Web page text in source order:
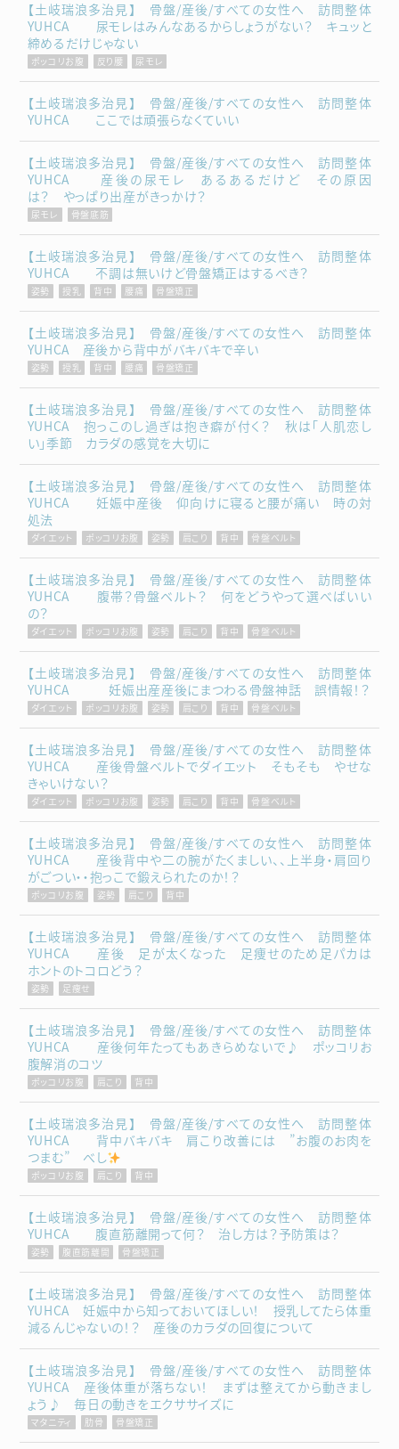
【土岐瑞浪多治見】 骨盤/産後/すべての女性へ 訪問整体
YUHCA 尿モレはみんなあるからしょうがない？ キュッと
締めるだけじゃない
ポッコリお腹 反り腰 尿モレ
【土岐瑞浪多治見】 骨盤/産後/すべての女性へ 訪問整体
YUHCA ここでは頑張らなくていい
【土岐瑞浪多治見】 骨盤/産後/すべての女性へ 訪問整体
YUHCA 産後の尿モレ あるあるだけど その原因
は？ やっぱり出産がきっかけ？
尿モレ 骨盤底筋
【土岐瑞浪多治見】 骨盤/産後/すべての女性へ 訪問整体
YUHCA 不調は無いけど骨盤矯正はするべき？
姿勢 授乳 背中 腰痛 骨盤矯正
【土岐瑞浪多治見】 骨盤/産後/すべての女性へ 訪問整体
YUHCA 産後から背中がバキバキで辛い
姿勢 授乳 背中 腰痛 骨盤矯正
【土岐瑞浪多治見】 骨盤/産後/すべての女性へ 訪問整体
YUHCA 抱っこのし過ぎは抱き癖が付く？ 秋は「人肌恋し
い」季節 カラダの感覚を大切に
【土岐瑞浪多治見】 骨盤/産後/すべての女性へ 訪問整体
YUHCA 妊娠中産後 仰向けに寝ると腰が痛い 時の対
処法
ダイエット ポッコリお腹 姿勢 肩こり 背中 骨盤ベルト
【土岐瑞浪多治見】 骨盤/産後/すべての女性へ 訪問整体
YUHCA 腹帯？骨盤ベルト？ 何をどうやって選べばいい
の？
ダイエット ポッコリお腹 姿勢 肩こり 背中 骨盤ベルト
【土岐瑞浪多治見】 骨盤/産後/すべての女性へ 訪問整体
YUHCA 妊娠出産産後にまつわる骨盤神話 誤情報！？
ダイエット ポッコリお腹 姿勢 肩こり 背中 骨盤ベルト
【土岐瑞浪多治見】 骨盤/産後/すべての女性へ 訪問整体
YUHCA 産後骨盤ベルトでダイエット そもそも やせな
きゃいけない？
ダイエット ポッコリお腹 姿勢 肩こり 背中 骨盤ベルト
【土岐瑞浪多治見】 骨盤/産後/すべての女性へ 訪問整体
YUHCA 産後背中や二の腕がたくましい、、上半身・肩回り
がごつい・・抱っこで鍛えられたのか！？
ポッコリお腹 姿勢 肩こり 背中
【土岐瑞浪多治見】 骨盤/産後/すべての女性へ 訪問整体
YUHCA 産後 足が太くなった 足痩せのため足パカは
ホントのトコロどう？
姿勢 足痩せ
【土岐瑞浪多治見】 骨盤/産後/すべての女性へ 訪問整体
YUHCA 産後何年たってもあきらめないで♪ ポッコリお
腹解消のコツ
ポッコリお腹 肩こり 背中
【土岐瑞浪多治見】 骨盤/産後/すべての女性へ 訪問整体
YUHCA 背中バキバキ 肩こり改善には ”お腹のお肉を
つまむ” べし
ポッコリお腹 肩こり 背中
【土岐瑞浪多治見】 骨盤/産後/すべての女性へ 訪問整体
YUHCA 腹直筋離開って何？ 治し方は？予防策は？
姿勢 腹直筋離開 骨盤矯正
【土岐瑞浪多治見】 骨盤/産後/すべての女性へ 訪問整体
YUHCA 妊娠中から知っておいてほしい！ 授乳してたら体重
減るんじゃないの！？ 産後のカラダの回復について
【土岐瑞浪多治見】 骨盤/産後/すべての女性へ 訪問整体
YUHCA 産後体重が落ちない！ まずは整えてから動きまし
ょう♪ 毎日の動きをエクササイズに
マタニティ 肋骨 骨盤矯正